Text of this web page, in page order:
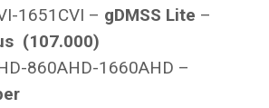
1651CVI – gDMSS Lite –
(107.000)
860AHD-1660AHD –